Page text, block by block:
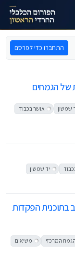
התחברו כדי לפרסם
של הגמחים
שמשון
אושר בכבוד
יד שמשון
הפקדות
הגמח המרכזי
משיאים